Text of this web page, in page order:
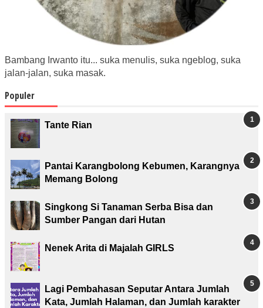
Bambang Irwanto itu... suka menulis, suka ngeblog, suka
jalan-jalan, suka masak.
Populer
Tante Rian
Pantai Karangbolong Kebumen, Karangnya
Memang Bolong
Singkong Si Tanaman Serba Bisa dan
Sumber Pangan dari Hutan
Nenek Arita di Majalah GIRLS
Lagi Pembahasan Seputar Antara Jumlah
Kata, Jumlah Halaman, dan Jumlah karakter